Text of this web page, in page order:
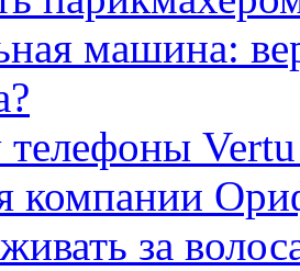
машина:
Vertu
компании
за